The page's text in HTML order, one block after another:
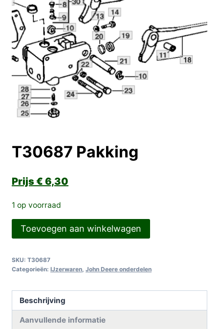
T30687 Pakking
€ 6,30
1 op voorraad
T30687
Pakking
Toevoegen aan winkelwagen
SKU: T30687
Categorieën: IJzerwaren John Deere onderdelen
Beschrijving
Aanvullende informatie